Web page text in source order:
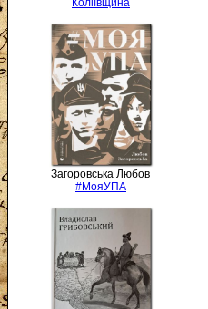
Коліївщина
Загоровська Любов
#МояУПА